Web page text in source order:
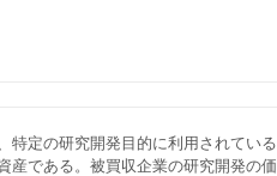
特定の研究開発目的に利用されている
産である。被買収企業の研究開発の価